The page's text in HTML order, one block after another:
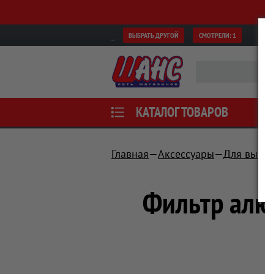
ВЫБРАТЬ ДРУГОЙ СМОТРЕЛИ: 1
КАТАЛОГ ТОВАРОВ
Главная Аксессуары Для
Фильтр